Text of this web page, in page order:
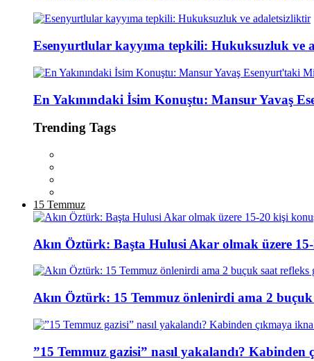
Esenyurtlular kayyıma tepkili: Hukuksuzluk ve
En Yakınındaki İsim Konuştu: Mansur Yavaş
Trending Tags
15 Temmuz
Akın Öztürk: Başta Hulusi Akar olmak üzere 15-
Akın Öztürk: 15 Temmuz önlenirdi ama 2
”15 Temmuz gazisi” nasıl yakalandı?